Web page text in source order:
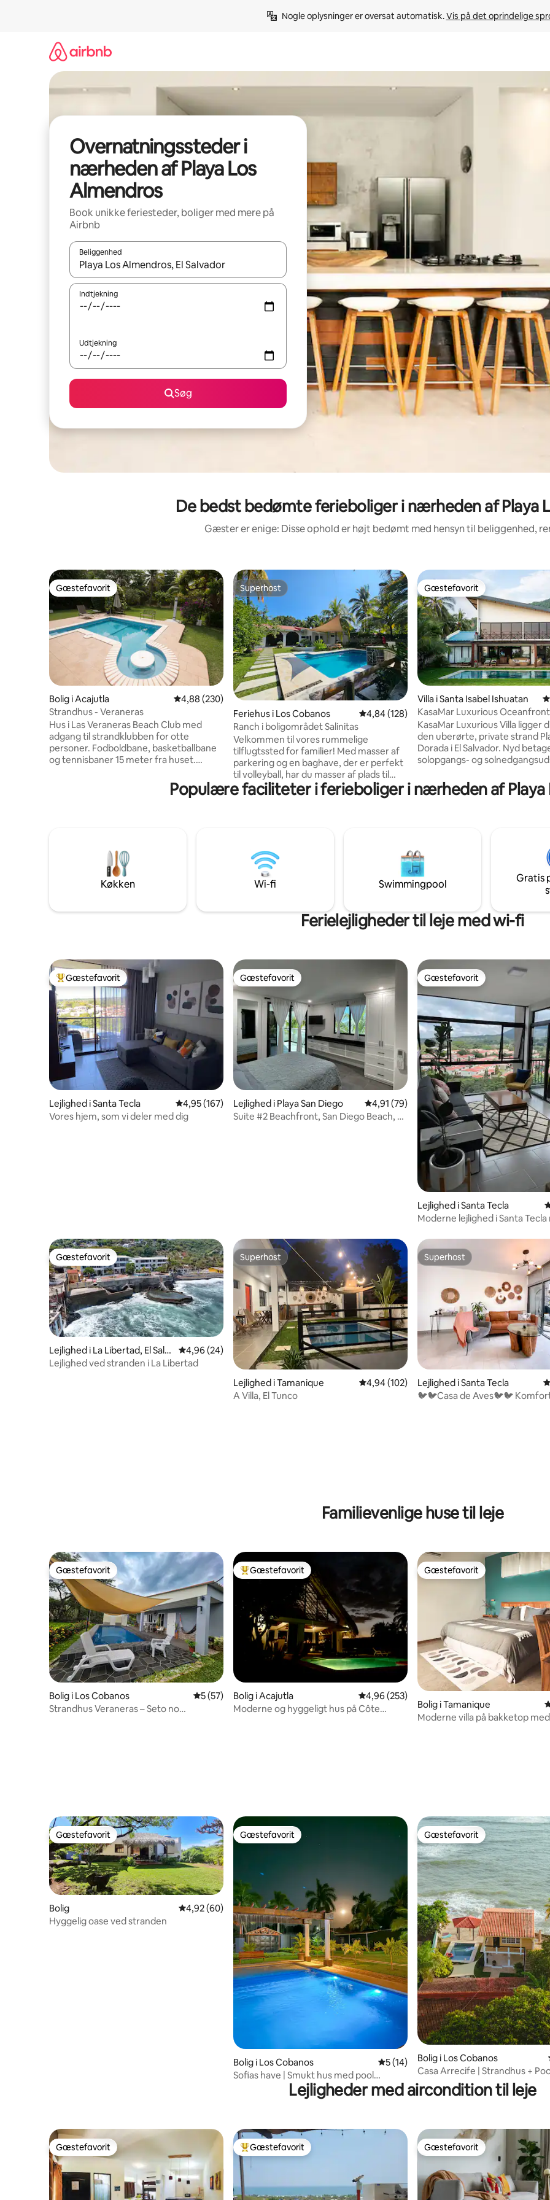
Nogle oplysninger er oversat automatisk. Vis på det oprindelige
Overnatningssteder i
nærheden af Playa Los
Almendros
Book unikke feriesteder, boliger med mere på
Airbnb
Beliggenhed
Når resultaterne er tilgængelige, skal du navigere med piletasterne op og ned eller se mere ved at trykke eller stryge.
Indtjekning
Udtjekning
Søg
De bedst bedømte ferieboliger i nærheden af Playa
Gæster er enige: Disse ophold er højt bedømt med hensyn til beliggenhed,
Gæstefavorit
Gæstefavorit
Bolig i Acajutla 4,88 ud af 5 i gennemsnitlig bedømmelse, 230 omtaler
4,88 (230)
Strandhus - Veraneras
Hus i Las Veraneras Beach Club med
adgang til strandklubben for otte
personer. Fodboldbane, basketballbane
og tennisbaner 15 meter fra huset.
rengøringsservice, der udføres af
country klubben, så det er ikke noget
problem at parkere. Der er en Oasis, som
bruger glasvandflasker til drikkevand.
Superhost
Superhost
Feriehus i Los Cobanos 4,84 ud af 5 i gennemsnitlig bedømmelse,
4,84 (128)
Ranch i boligområdet Salinitas
Velkommen til vores rummelige
tilflugtssted for familier! Med masser af
parkering og en baghave, der er perfekt
til volleyball, har du masser af plads til
sjov. Tag en dukkert i den private pool,
nyd morgenkaffen under pergolaen,
komfort skal du være opmærksom på, at
rygning er strengt forbudt på stedet.
Velkommen til din perfekte udflugt!
Gæstefavorit
Gæstefavorit
Villa i Santa Isabel Ishuatan
KasaMar Luxurious
KasaMar Luxurious Villa ligger
den uberørte, private strand
Dorada i El Salvador. Nyd
solopgangs- og
med havudsigt, og udforsk al
skønhed, som El Salvador har
(bogstaveligt talt) få skridt
ejendommen ligger direkte på
Det må du ikke gå glip af!
Populære faciliteter i ferieboliger i nærheden af Playa
Køkken Wi-fi Swimmingpool
Gratis
Ferielejligheder til leje med wi-fi
Bedste gæstefavorit
Gæstefavorit
Lejlighed i Santa Tecla 4,95 ud af 5 i gennemsnitlig bedømmelse, 167 omtaler
4,95 (167)
Vores hjem, som vi deler med dig
Gæstefavorit
Gæstefavorit
Lejlighed i Playa San Diego 4,91 ud af 5 i gennemsnitlig bedømmelse,
4,91 (79)
Suite #2 Beachfront, San Diego Beach, La
Gæstefavorit
Gæstefavorit
Lejlighed i Santa Tecla
Moderne lejlighed i Santa
Gæstefavorit
Gæstefavorit
Lejlighed i La Libertad, El Salv
ador
4,96 ud af 5 i gennemsnitlig bedømmelse, 24 omtaler
4,96 (24)
Lejlighed ved stranden i La Libertad
Superhost
Superhost
Lejlighed i Tamanique 4,94 ud af 5 i gennemsnitlig bedømmelse,
4,94 (102)
A Villa, El Tunco
Superhost
Superhost
Lejlighed i Santa Tecla
🐦🐦Casa de Aves🐦🐦
Familievenlige huse til leje
Gæstefavorit
Gæstefavorit
Bolig i Los Cobanos 5 ud af 5 i gennemsnitlig bedømmelse, 57 omtaler
5 (57)
Strandhus Veraneras – Seto no
Bedste gæstefavorit
Gæstefavorit
Bolig i Acajutla 4,96 ud af 5 i gennemsnitlig bedømmelse,
4,96 (253)
Moderne og hyggeligt hus på Côte
Gæstefavorit
Gæstefavorit
Bolig i Tamanique
Moderne villa på bakketop
Gæstefavorit
Gæstefavorit
Bolig 4,92 ud af 5 i gennemsnitlig bedømmelse, 60 omtaler
4,92 (60)
Hyggelig oase ved stranden
Gæstefavorit
Gæstefavorit
Bolig i Los Cobanos 5 ud af 5 i gennemsnitlig bedømmelse,
5 (14)
Sofias have | Smukt hus med pool
@LosCóbanos
Gæstefavorit
Gæstefavorit
Bolig i Los Cobanos
Casa Arrecife | Strandhus +
havet @LosCobanos
Lejligheder med aircondition til leje
Gæstefavorit
Gæstefavorit Bedste gæstefavorit
Gæstefavorit Gæstefavorit
Gæstefavorit